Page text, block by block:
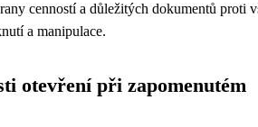
cenností a důležitých dokumentů proti
a manipulace.
otevření při zapomenutém